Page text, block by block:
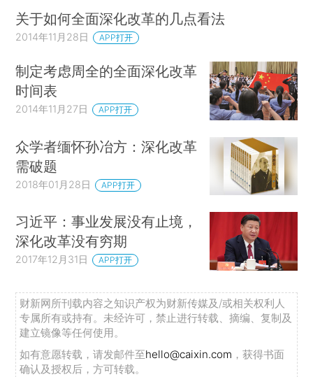
关于如何全面深化改革的几点看法
2014年11月28日 APP打开
制定考虑周全的全面深化改革
时间表
2014年11月27日 APP打开
众学者缅怀孙冶方：深化改革
需破题
2018年01月28日 APP打开
习近平：事业发展没有止境，
深化改革没有穷期
2017年12月31日 APP打开
财新网所刊载内容之知识产权为财新传媒及/或相关权利人
专属所有或持有。未经许可，禁止进行转载、摘编、复制及
建立镜像等任何使用。
如有意愿转载，请发邮件至hello@caixin.com ，获得书面
确认及授权后，方可转载。